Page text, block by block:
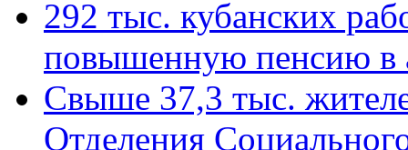
292 тыс. кубанских
повышенную пенсию в
Свыше 37,3 тыс.
Отделения